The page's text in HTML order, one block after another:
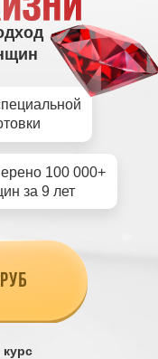
100 000+
за 9 лет
курс